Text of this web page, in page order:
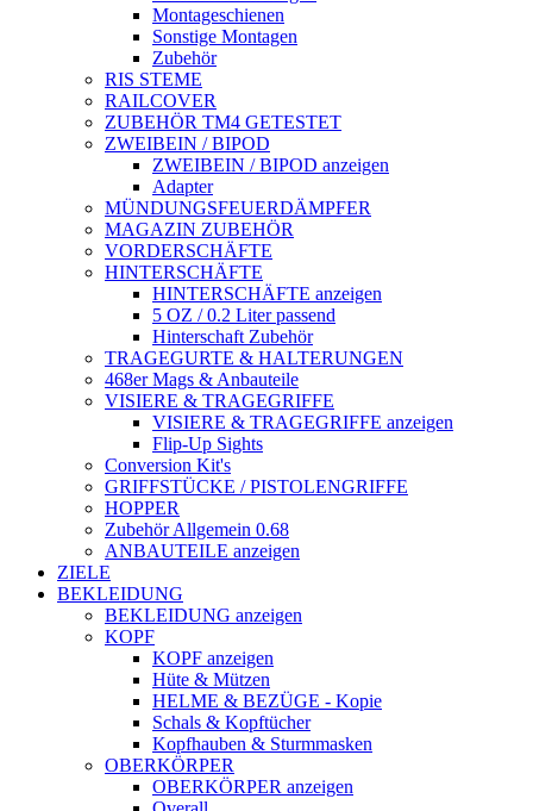
Montageschienen
Sonstige Montagen
Zubehör
RIS STEME
RAILCOVER
ZUBEHÖR TM4 GETESTET
ZWEIBEIN / BIPOD
ZWEIBEIN / BIPOD anzeigen
Adapter
MÜNDUNGSFEUERDÄMPFER
MAGAZIN ZUBEHÖR
VORDERSCHÄFTE
HINTERSCHÄFTE
HINTERSCHÄFTE anzeigen
5 OZ / 0.2 Liter passend
Hinterschaft Zubehör
TRAGEGURTE & HALTERUNGEN
468er Mags & Anbauteile
VISIERE & TRAGEGRIFFE
VISIERE & TRAGEGRIFFE anzeigen
Flip-Up Sights
Conversion Kit's
GRIFFSTÜCKE / PISTOLENGRIFFE
HOPPER
Zubehör Allgemein 0.68
ANBAUTEILE anzeigen
ZIELE
BEKLEIDUNG
BEKLEIDUNG anzeigen
KOPF
KOPF anzeigen
Hüte & Mützen
HELME & BEZÜGE - Kopie
Schals & Kopftücher
Kopfhauben & Sturmmasken
OBERKÖRPER
OBERKÖRPER anzeigen